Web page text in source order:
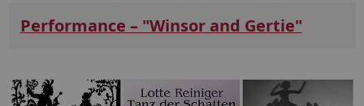
Performance – "Winsor and Gertie"